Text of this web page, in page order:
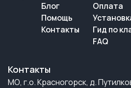
Блог
Помощь
Контакты
Оплата
Гид по
FAQ
Контакты
МО, г.о. Красногорск, д.